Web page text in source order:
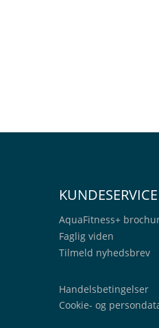
KUNDESERVICE
AquaFitness+
Faglig viden
Tilmeld nyhedsbrev
Handelsbetingelser
Cookie- og